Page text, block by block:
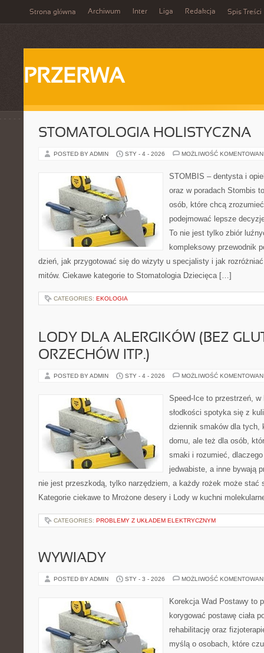
Strona główna Archiwum Inter Liga Redakcja Spis Treści
PRZERWA
STOMATOLOGIA HOLISTYCZNA
POSTED BY ADMIN STY - 4 - 2026 MOŻLIWOŚĆ
STOMBIS – dentysta i
oraz w poradach Stombis
osób, które chcą
podejmować lepsze
To nie jest tylko zbiór
kompleksowy przewodnik
dzień, jak przygotować się do wizyty u specjalisty i jak
mitów. Ciekawe kategorie to Stomatologia Dziecięca […]
CATEGORIES: EKOLOGIA
LODY DLA ALERGIKÓW (BEZ
ORZECHÓW ITP.)
POSTED BY ADMIN STY - 4 - 2026 MOŻLIWOŚĆ
Speed-Ice to przestrzeń,
słodkości spotyka się z
dziennik smaków dla tych,
domu, ale też dla osób,
smaki i rozumieć,
jedwabiste, a inne bywają
nie jest przeszkodą, tylko narzędziem, a każdy rożek może stać
Kategorie ciekawe to Mrożone desery i Lody w kuchni
CATEGORIES: PROBLEMY Z UKŁADEM ELEKTRYCZNYM
WYWIADY
POSTED BY ADMIN STY - 3 - 2026 MOŻLIWOŚĆ
Korekcja Wad Postawy to
korygować postawę ciała
rehabilitację oraz
myślą o osobach, które